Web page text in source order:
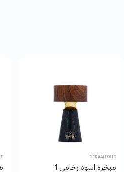
DERAAH OUD
مبخره اسود رخامي 1